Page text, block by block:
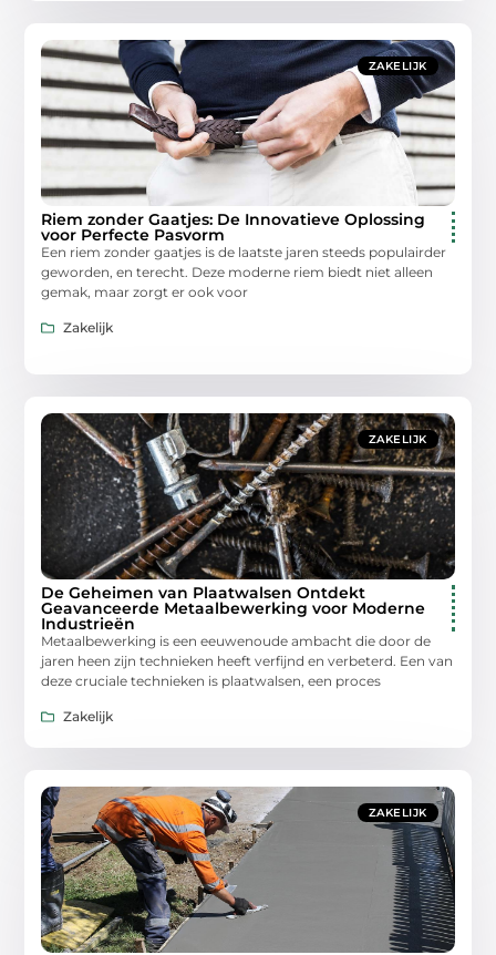
ZAKELIJK
Riem zonder Gaatjes: De Innovatieve Oplossing
voor Perfecte Pasvorm
Een riem zonder gaatjes is de laatste jaren steeds populairder
geworden, en terecht. Deze moderne riem biedt niet alleen
gemak, maar zorgt er ook voor
Zakelijk
ZAKELIJK
De Geheimen van Plaatwalsen Ontdekt
Geavanceerde Metaalbewerking voor Moderne
Industrieën
Metaalbewerking is een eeuwenoude ambacht die door de
jaren heen zijn technieken heeft verfijnd en verbeterd. Een van
deze cruciale technieken is plaatwalsen, een proces
Zakelijk
ZAKELIJK